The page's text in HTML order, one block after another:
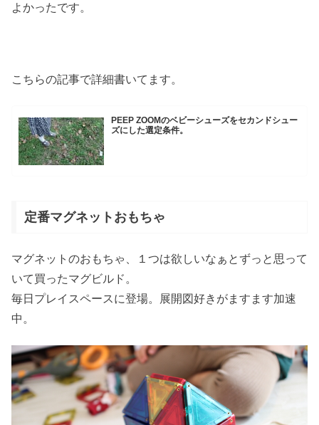
よかったです。
こちらの記事で詳細書いてます。
PEEP ZOOMのベビーシューズをセカンドシュー
ズにした選定条件。
定番マグネットおもちゃ
マグネットのおもちゃ、１つは欲しいなぁとずっと思って
いて買ったマグビルド。
毎日プレイスペースに登場。展開図好きがますます加速
中。